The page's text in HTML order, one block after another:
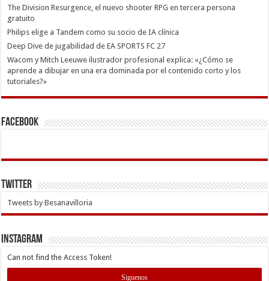
The Division Resurgence, el nuevo shooter RPG en tercera persona
gratuito
Philips elige a Tandem como su socio de IA clínica
Deep Dive de jugabilidad de EA SPORTS FC 27
Wacom y Mitch Leeuwe ilustrador profesional explica: «¿Cómo se
aprende a dibujar en una era dominada por el contenido corto y los
tutoriales?»
Facebook
Twitter
Tweets by Besanavilloria
INSTAGRAM
Can not find the Access Token!
Siguenos